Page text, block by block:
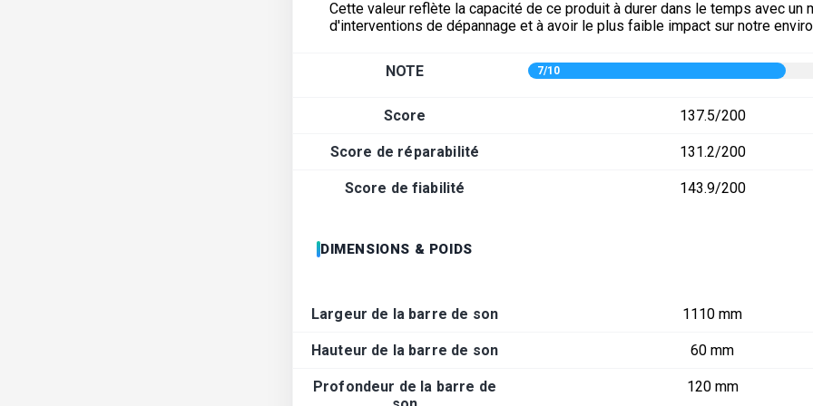
Cette valeur reflète la capacité de ce produit à durer dans le temps avec un
d'interventions de dépannage et à avoir le plus faible impact sur notre
NOTE 7/10
Score 137.5/200
Score de réparabilité 131.2/200
Score de fiabilité 143.9/200
DIMENSIONS & POIDS
Largeur de la barre de son 1110 mm
Hauteur de la barre de son 60 mm
Profondeur de la barre de
120 mm